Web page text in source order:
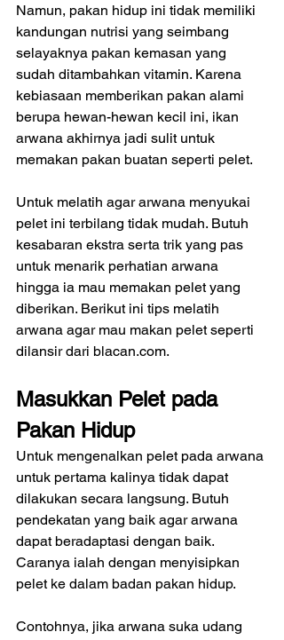
Namun, pakan hidup ini tidak memiliki
kandungan nutrisi yang seimbang
selayaknya pakan kemasan yang
sudah ditambahkan vitamin. Karena
kebiasaan memberikan pakan alami
berupa hewan-hewan kecil ini, ikan
arwana akhirnya jadi sulit untuk
memakan pakan buatan seperti pelet.
Untuk melatih agar arwana menyukai
pelet ini terbilang tidak mudah. Butuh
kesabaran ekstra serta trik yang pas
untuk menarik perhatian arwana
hingga ia mau memakan pelet yang
diberikan. Berikut ini tips melatih
arwana agar mau makan pelet seperti
dilansir dari blacan.com.
Masukkan Pelet pada
Pakan Hidup
Untuk mengenalkan pelet pada arwana
untuk pertama kalinya tidak dapat
dilakukan secara langsung. Butuh
pendekatan yang baik agar arwana
dapat beradaptasi dengan baik.
Caranya ialah dengan menyisipkan
pelet ke dalam badan pakan hidup.
Contohnya, jika arwana suka udang